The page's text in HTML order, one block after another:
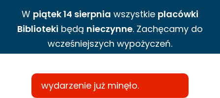
W piątek 14 sierpnia wszystkie placówki
Biblioteki będą nieczynne. Zachęcamy do
wcześniejszych wypożyczeń.
wydarzenie już minęło.